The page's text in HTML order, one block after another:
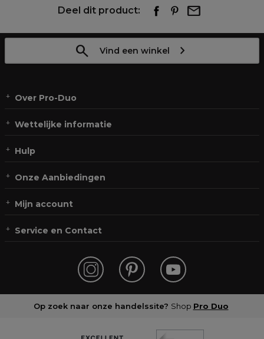
Deel dit product:
Vind een winkel
Over Pro-Duo
Wettelijke informatie
Hulp
Onze Aanbiedingen
Mijn account
Service en Contact
Op zoek naar onze handelssite? Shop Pro Duo